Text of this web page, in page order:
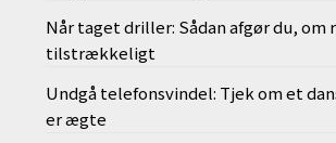
Når taget driller: Sådan afgør du, om
tilstrækkeligt
Undgå telefonsvindel: Tjek om et
er ægte